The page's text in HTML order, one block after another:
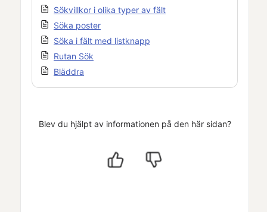
Sökvillkor i olika typer av fält
Söka poster
Söka i fält med listknapp
Rutan Sök
Bläddra
Blev du hjälpt av informationen på den här sidan?